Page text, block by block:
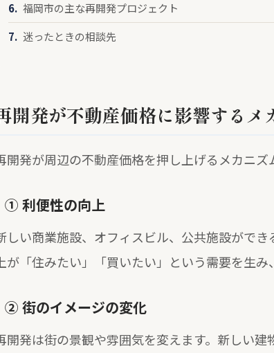
福岡市の主な再開発プロジェクト
迷ったときの相談先
開発が不動産価格に影響するメ
開発が周辺の不動産価格を押し上げるメカニズ
① 利便性の向上
しい商業施設、オフィスビル、公共施設がで
上が「住みたい」「買いたい」という需要を生み
② 街のイメージの変化
開発は街の景観や雰囲気を変えます。新しい